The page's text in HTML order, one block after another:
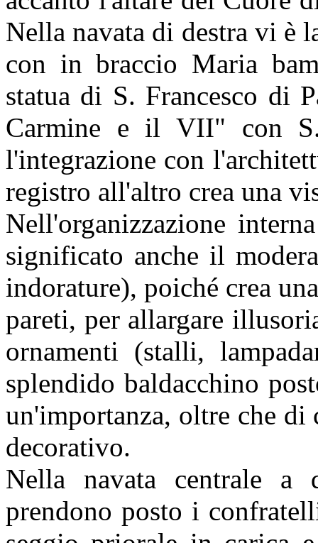
Nella navata di destra vi è
con in braccio Maria
statua di S. Francesco di
Carmine e il VII" con S.
l'integrazione con
registro all'altro crea una
Nell'organizzazione
significato anche il
indorature), poiché crea
pareti, per allargare
ornamenti (stalli,
splendido baldacchino
un'importanza, oltre che di
decorativo.
Nella navata centrale
prendono posto i